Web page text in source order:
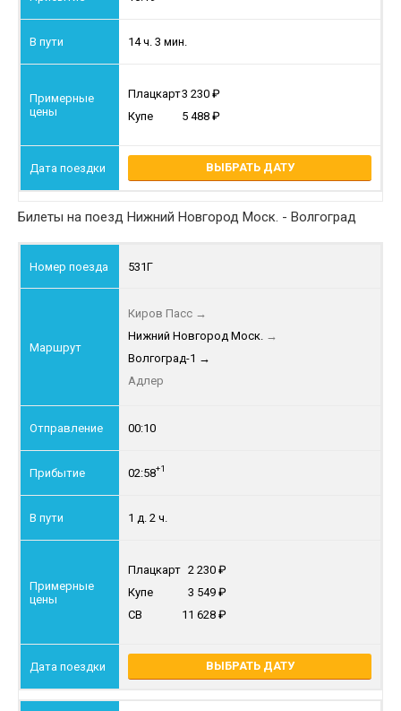
14 ч. 3 мин.
Плацкарт3 230
Купе
5 488
ВЫБРАТЬ ДАТУ
Билеты на поезд Нижний Новгород Моск. - Волгоград
531Г
Киров Пасс →
Нижний Новгород Моск. →
Волгоград-1 →
Адлер
00:10
02:58+1
1 д. 2 ч.
Плацкарт 2 230
Купе
3 549
СВ
11 628
ВЫБРАТЬ ДАТУ